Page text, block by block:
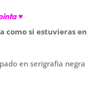
♥
como si estuvieras en
en serigrafia negra